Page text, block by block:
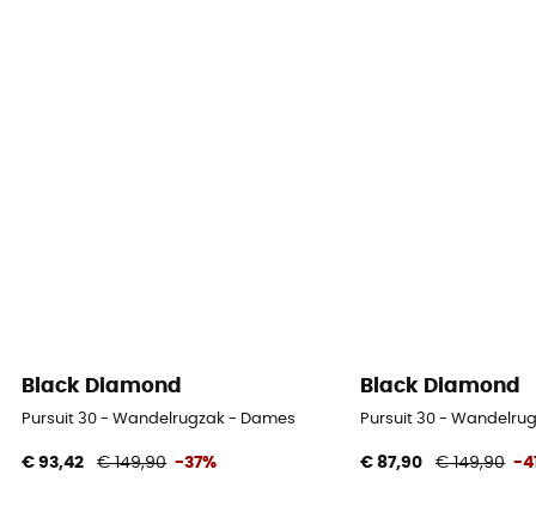
Black Diamond
Pursuit 30 - Wandelrugzak - Dames
€ 93,42 € 149,90 -37%
Black Diamond
Pursuit 30 -
€ 87,90 € 149,90 -